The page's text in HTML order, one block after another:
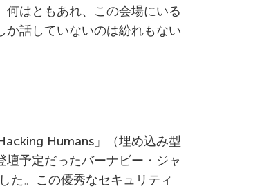
はともあれ、この会場にいる
か話していないのは紛れもない
Humans」（埋め込み型
予定だったバーナビー・ジャ
た。この優秀なセキュリティ